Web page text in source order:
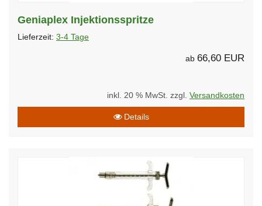
Geniaplex Injektionsspritze
Lieferzeit: 3-4 Tage
ab 66,60 EUR
inkl. 20 % MwSt. zzgl. Versandkosten
Details